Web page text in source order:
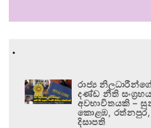
.
රාජ්‍ය
දණ්ඩ නීති
අවභාවිතයකි –
කොළඹ, රත්නපුර,
දිසාපති